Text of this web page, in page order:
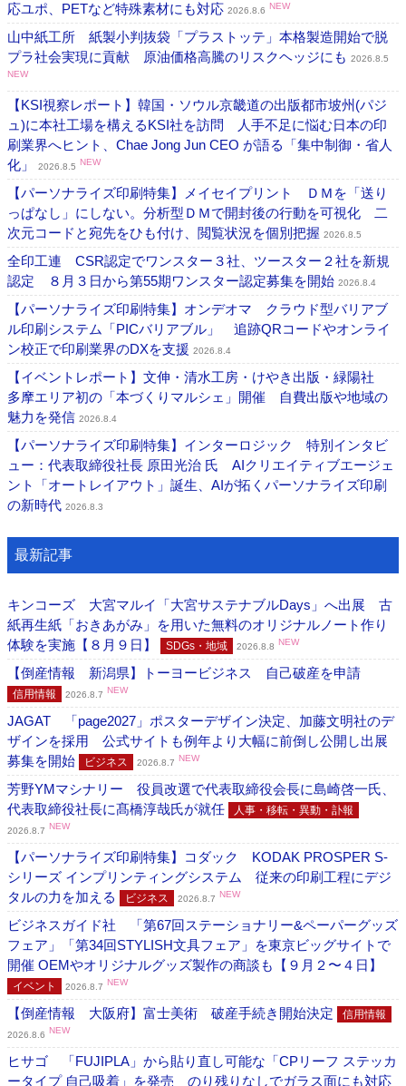
応ユポ、PETなど特殊素材にも対応 2026.8.6 NEW
山中紙工所 紙製小判抜袋「プラストッテ」本格製造開始で脱
プラ社会実現に貢献 原油価格高騰のリスクヘッジにも 2026.8.5
NEW
【KSI視察レポート】韓国・ソウル京畿道の出版都市坡州(パジ
ュ)に本社工場を構えるKSI社を訪問 人手不足に悩む日本の印
刷業界へヒント、Chae Jong Jun CEO が語る「集中制御・省人
化」
2026.8.5 NEW
【パーソナライズ印刷特集】メイセイプリント ＤＭを「送り
っぱなし」にしない。分析型ＤＭで開封後の行動を可視化 二
次元コードと宛先をひも付け、閲覧状況を個別把握 2026.8.5
全印工連 CSR認定でワンスター３社、ツースター２社を新規
認定 ８月３日から第55期ワンスター認定募集を開始 2026.8.4
【パーソナライズ印刷特集】オンデオマ クラウド型バリアブ
ル印刷システム「PICバリアブル」 追跡QRコードやオンライ
ン校正で印刷業界のDXを支援 2026.8.4
【イベントレポート】文伸・清水工房・けやき出版・緑陽社
多摩エリア初の「本づくりマルシェ」開催 自費出版や地域の
魅力を発信 2026.8.4
【パーソナライズ印刷特集】インターロジック 特別インタビ
ュー：代表取締役社長 原田光治 氏 AIクリエイティブエージェ
ント「オートレイアウト」誕生、AIが拓くパーソナライズ印刷
の新時代 2026.8.3
最新記事
キンコーズ 大宮マルイ「大宮サステナブルDays」へ出展 古
紙再生紙「おきあがみ」を用いた無料のオリジナルノート作り
体験を実施【８月９日】
SDGs・地域 2026.8.8 NEW
【倒産情報 新潟県】トーヨービジネス 自己破産を申請
信用情報 2026.8.7 NEW
JAGAT 「page2027」ポスターデザイン決定、加藤文明社のデ
ザインを採用 公式サイトも例年より大幅に前倒し公開し出展
募集を開始
ビジネス 2026.8.7 NEW
芳野YMマシナリー 役員改選で代表取締役会長に島崎啓一氏、
代表取締役社長に髙橋淳哉氏が就任
人事・移転・異動・訃報
2026.8.7 NEW
【パーソナライズ印刷特集】コダック KODAK PROSPER S-
シリーズ インプリンティングシステム 従来の印刷工程にデジ
タルの力を加える
ビジネス 2026.8.7 NEW
ビジネスガイド社 「第67回ステーショナリー&ペーパーグッズ
フェア」「第34回STYLISH文具フェア」を東京ビッグサイトで
開催 OEMやオリジナルグッズ製作の商談も【９月２〜４日】
イベント 2026.8.7 NEW
【倒産情報 大阪府】富士美術 破産手続き開始決定 信用情報
2026.8.6 NEW
ヒサゴ 「FUJIPLA」から貼り直し可能な「CPリーフ ステッカ
ータイプ 自己吸着」を発売 のり残りなしでガラス面にも対応